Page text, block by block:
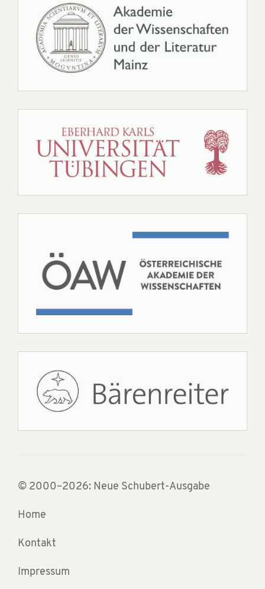
© 2000–2026: Neue Schubert-Ausgabe
Home
Kontakt
Impressum